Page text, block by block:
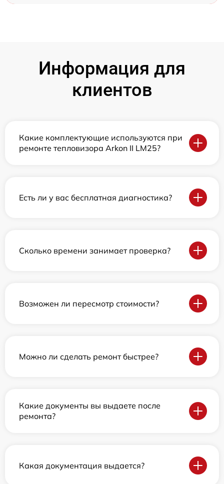
Информация для
клиентов
Какие комплектующие используются при
ремонте тепловизора Arkon II LM25?
Есть ли у вас бесплатная диагностика?
Сколько времени занимает проверка?
Возможен ли пересмотр стоимости?
Можно ли сделать ремонт быстрее?
Какие документы вы выдаете после
ремонта?
Какая документация выдается?